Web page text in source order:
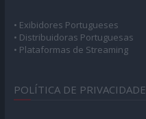
• Exibidores Portugueses
• Distribuidoras Portuguesas
• Plataformas de Streaming
POLÍTICA DE PRIVACIDADE